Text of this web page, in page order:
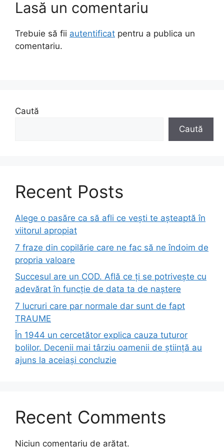
Lasă un comentariu
Trebuie să fii autentificat pentru a publica un
comentariu.
Caută
Caută
Recent Posts
Alege o pasăre ca să afli ce vești te așteaptă în
viitorul apropiat
7 fraze din copilărie care ne fac să ne îndoim de
propria valoare
Succesul are un COD. Află ce ți se potrivește cu
adevărat în funcție de data ta de naștere
7 lucruri care par normale dar sunt de fapt
TRAUME
În 1944 un cercetător explica cauza tuturor
bolilor. Decenii mai târziu oamenii de știință au
ajuns la aceiași concluzie
Recent Comments
Niciun comentariu de arătat.